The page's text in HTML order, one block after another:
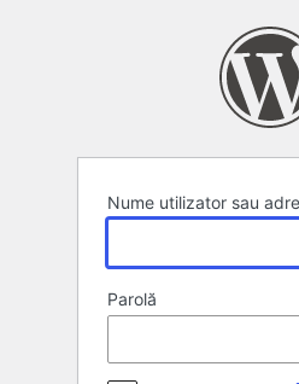
Nume utilizator sau
Parolă